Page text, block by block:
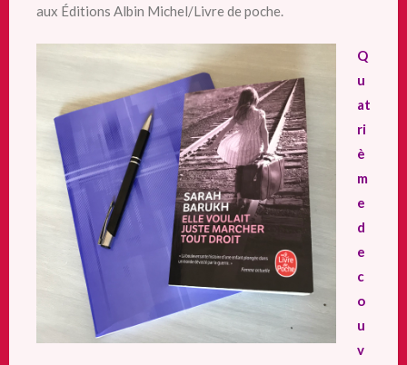
aux Éditions Albin Michel/Livre de poche.
Q
u
at
ri
è
m
e
d
e
c
o
u
v